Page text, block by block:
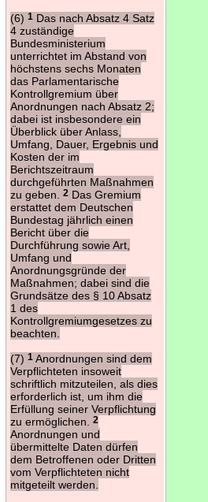
(6) 1Das nach Absatz 4 Satz
4 zuständige
Bundesministerium
unterrichtet im Abstand von
höchstens sechs Monaten
das Parlamentarische
Kontrollgremium über
Anordnungen nach Absatz 2;
dabei ist insbesondere ein
Überblick über Anlass,
Umfang, Dauer, Ergebnis und
Kosten der im
Berichtszeitraum
durchgeführten Maßnahmen
zu geben.
2Das Gremium
erstattet dem Deutschen
Bundestag jährlich einen
Bericht über die
Durchführung sowie Art,
Umfang und
Anordnungsgründe der
Maßnahmen; dabei sind die
Grundsätze des § 10 Absatz
1 des
Kontrollgremiumgesetzes zu
beachten.
(7) 1Anordnungen sind dem
Verpflichteten insoweit
schriftlich mitzuteilen, als dies
erforderlich ist, um ihm die
Erfüllung seiner Verpflichtung
zu ermöglichen.
2
Anordnungen und
übermittelte Daten dürfen
dem Betroffenen oder Dritten
vom Verpflichteten nicht
mitgeteilt werden.